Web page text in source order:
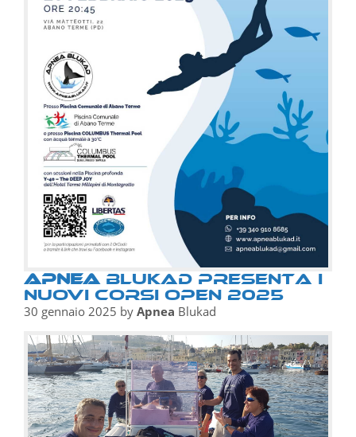
Apnea BluKAD presenta i
nuovi Corsi OPEN 2025
30 gennaio 2025 by Apnea Blukad